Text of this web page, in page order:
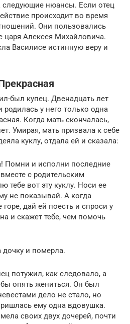
следующие нюансы. Если отец
происходит во время
Они пользовались
царя Алексея Михайловича.
Василисе истинную веру и
был купец. Двенадцать лет
у него только одна
Когда мать скончалась,
Умирая, мать призвала к себе
куклу, отдала ей и сказала:
Помни и исполни последние
с родительским
тебе вот эту куклу. Носи ее
не показывай. А когда
горе, дай ей поесть и спроси у
и скажет тебе, чем помочь
и померла.
потужил, как следовало, а
опять жениться. Он был
дело не стало, но
ему одна вдовушка.
своих двух дочерей, почти